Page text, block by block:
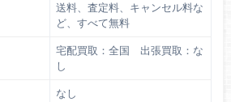
送料、査定料、キャンセル料な
ど、すべて無料
宅配買取：全国 出張買取：な
し
なし